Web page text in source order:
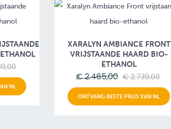
NL
XARALYN AMBIANCE FRONT
VRIJSTAANDE HAARD BIO-
ETHANOL
€ 2.465,00 € 2.739,00
ONTVANG BESTE PRIJS VAN NL